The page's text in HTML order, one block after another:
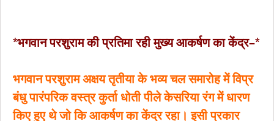
*भगवान परशुराम की प्रतिमा रही मुख्य आकर्षण का केंद्र–*
भगवान परशुराम अक्षय तृतीया के भव्य चल समारोह में विप्र
बंधु पारंपरिक वस्त्र कुर्ता धोती पीले केसरिया रंग में धारण
किए हुए थे जो कि आकर्षण का केंद्र रहा। इसी प्रकार